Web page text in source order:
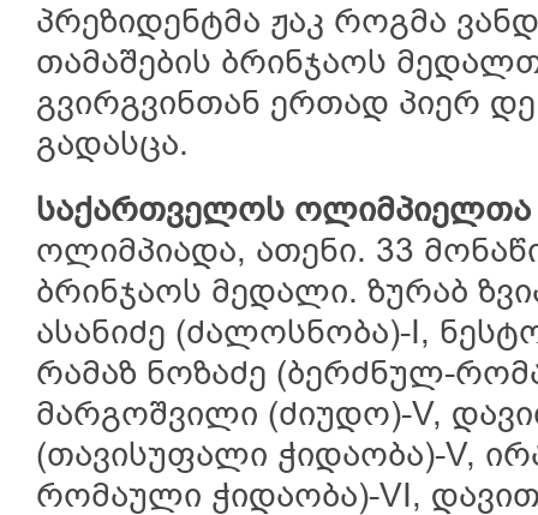
პრეზიდენტმა ჟაკ როგმა
თამაშების ბრინჯაოს
გვირგვინთან ერთად პიერ
გადასცა.
საქართველოს ოლიმპიელთა
ოლიმპიადა, ათენი. 33
ბრინჯაოს მედალი. ზურაბ
ასანიძე (ძალოსნობა)-I,
რამაზ ნოზაძე (ბერძნულ-
მარგოშვილი (ძიუდო)-V,
(თავისუფალი ჭიდაობა)-V,
რომაული ჭიდაობა)-VI,